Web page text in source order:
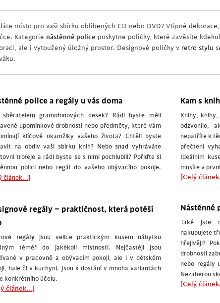
místo pro vaši sbírku oblíbených CD nebo DVD? Vtipné
Kategorie nástěnné police poskytne poličky, které zavěsíte
ale i vytoužený úložný prostor. Designové poličky v retro stylu
police a regály u vás doma
sběratelem gramofonových desek? Rádi byste měli
upomínkové drobnosti nebo předměty, které vám
klíčové okamžiky vašeho života? Chtěli byste
na obdiv vaši sbírku knih? Nebo snad vyhráváte
trofeje a rádi byste se s nimi pochlubili? Pořiďte si
polici nebo regál do vašeho obývacího pokoje.
článek...]
regály – praktičnost, která potěší
regályjsou velice praktickým kusem nábytku
téměř do jakékoli místnosti. Nejčastěji jsou
v pracovně a obývacím pokoji, ale i v dětském
hale či v kuchyni. Jsou k dostání v mnoha variantách
konkrétního účelu.
článek...]
Kam s
Knihy,
odzvonilo,
nepatříte k
přečtení
Ideálním
musíte v
[Celý
Nástěnné
Také jste
nakupujete
hřejivěji?
drobnosti
nebo regály
Nezaberou
[Celý